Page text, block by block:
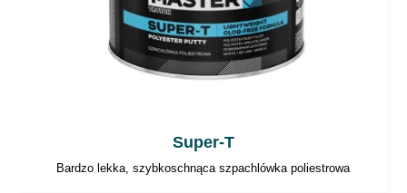
Super-T
Bardzo lekka, szybkoschnąca szpachlówka poliestrowa